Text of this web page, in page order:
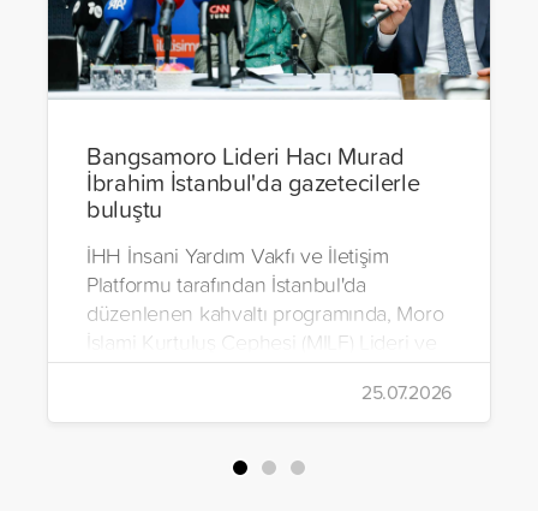
Bangsamoro Lideri Hacı Murad
İbrahim İstanbul'da gazetecilerle
buluştu
İHH İnsani Yardım Vakfı ve İletişim
Platformu tarafından İstanbul'da
düzenlenen kahvaltı programında, Moro
İslami Kurtuluş Cephesi (MILF) Lideri ve
Bangsamoro Özerk Bölgesi Kurucu
Başbakanı Hacı Murad İbrahim, medya
mensuplarıyla bir araya geldi.
25.07.2026